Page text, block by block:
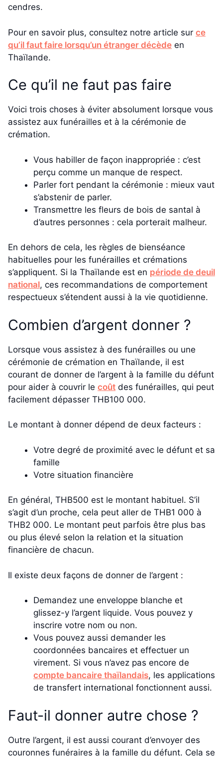
cendres.
Pour en savoir plus, consultez notre article sur ce
qu’il faut faire lorsqu’un étranger décède en
Thaïlande.
Ce qu’il ne faut pas faire
Voici trois choses à éviter absolument lorsque vous
assistez aux funérailles et à la cérémonie de
crémation.
Vous habiller de façon inappropriée : c’est
perçu comme un manque de respect.
Parler fort pendant la cérémonie : mieux vaut
s’abstenir de parler.
Transmettre les fleurs de bois de santal à
d’autres personnes : cela porterait malheur.
En dehors de cela, les règles de bienséance
habituelles pour les funérailles et crémations
s’appliquent. Si la Thaïlande est en période de deuil
national, ces recommandations de comportement
respectueux s’étendent aussi à la vie quotidienne.
Combien d’argent donner ?
Lorsque vous assistez à des funérailles ou une
cérémonie de crémation en Thaïlande, il est
courant de donner de l’argent à la famille du défunt
pour aider à couvrir le coût des funérailles, qui peut
facilement dépasser THB100 000.
Le montant à donner dépend de deux facteurs :
Votre degré de proximité avec le défunt et sa
famille
Votre situation financière
En général, THB500 est le montant habituel. S’il
s’agit d’un proche, cela peut aller de THB1 000 à
THB2 000. Le montant peut parfois être plus bas
ou plus élevé selon la relation et la situation
financière de chacun.
Il existe deux façons de donner de l’argent :
Demandez une enveloppe blanche et
glissez-y l’argent liquide. Vous pouvez y
inscrire votre nom ou non.
Vous pouvez aussi demander les
coordonnées bancaires et effectuer un
virement. Si vous n’avez pas encore de
compte bancaire thaïlandais, les applications
de transfert international fonctionnent aussi.
Faut-il donner autre chose ?
Outre l’argent, il est aussi courant d’envoyer des
couronnes funéraires à la famille du défunt. Cela se